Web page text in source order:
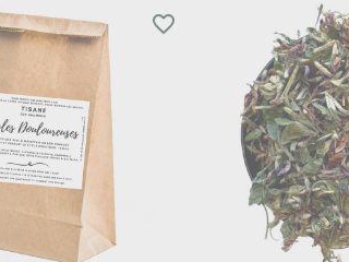
favorite_border